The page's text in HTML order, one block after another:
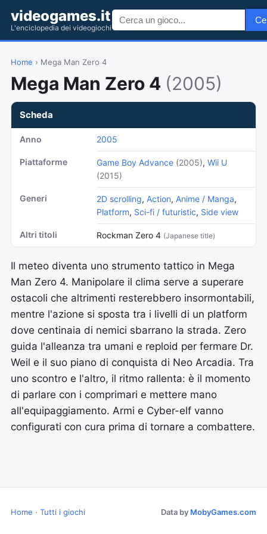
videogames.it
L'enciclopedia dei videogiochi
Home › Mega Man Zero 4
Mega Man Zero 4 (2005)
Scheda
Anno 2005
Piattaforme Game Boy Advance (2005), Wii U
(2015)
Generi 2D scrolling, Action, Anime / Manga,
Platform, Sci-fi / futuristic, Side view
Altri titoli Rockman Zero 4 (Japanese title)
Il meteo diventa uno strumento tattico in Mega
Man Zero 4. Manipolare il clima serve a superare
ostacoli che altrimenti resterebbero insormontabili,
mentre l'azione si sposta tra i livelli di un platform
dove centinaia di nemici sbarrano la strada. Zero
guida l'alleanza tra umani e reploid per fermare Dr.
Weil e il suo piano di conquista di Neo Arcadia. Tra
uno scontro e l'altro, il ritmo rallenta: è il momento
di parlare con i comprimari e mettere mano
all'equipaggiamento. Armi e Cyber-elf vanno
configurati con cura prima di tornare a combattere.
Home · Tutti i giochi Data by MobyGames.com